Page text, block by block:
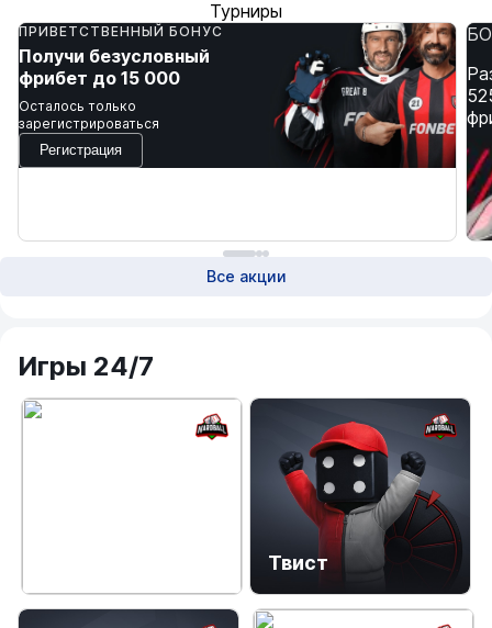
Турниры
ПРИВЕТСТВЕННЫЙ БОНУС
Получи безусловный
фрибет до 15 000
Осталось только
зарегистрироваться
Регистрация
Все акции
Игры 24/7
Твист